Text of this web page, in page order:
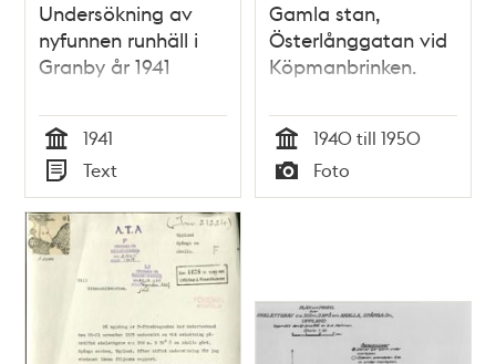
Undersökning av
nyfunnen runhäll i
Granby år 1941
Tid
1941
Typ
Text
Gamla stan,
Österlånggatan vid
Köpmanbrinken.
Tid
1940 till 1950
Typ
Foto